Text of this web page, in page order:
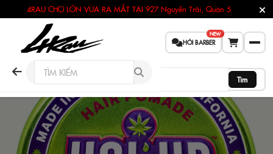
4RAU CHỢ LỚN VỪA RA MẮT TẠI 927 Nguyễn Trãi, Quận 5
HỎI BARBER
NEW
Tìm